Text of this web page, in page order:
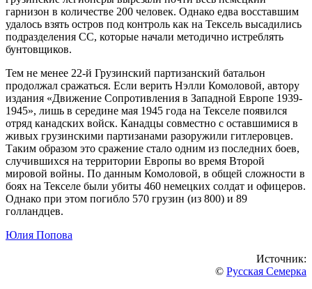
гарнизон в количестве 200 человек. Однако едва восставшим
удалось взять остров под контроль как на Тексель высадились
подразделения СС, которые начали методично истреблять
бунтовщиков.
Тем не менее 22-й Грузинский партизанский батальон
продолжал сражаться. Если верить Нэлли Комоловой, автору
издания «Движение Сопротивления в Западной Европе 1939-
1945», лишь в середине мая 1945 года на Текселе появился
отряд канадских войск. Канадцы совместно с оставшимися в
живых грузинскими партизанами разоружили гитлеровцев.
Таким образом это сражение стало одним из последних боев,
случившихся на территории Европы во время Второй
мировой войны. По данным Комоловой, в общей сложности в
боях на Текселе были убиты 460 немецких солдат и офицеров.
Однако при этом погибло 570 грузин (из 800) и 89
голландцев.
Юлия Попова
Источник:
© Русская Семерка